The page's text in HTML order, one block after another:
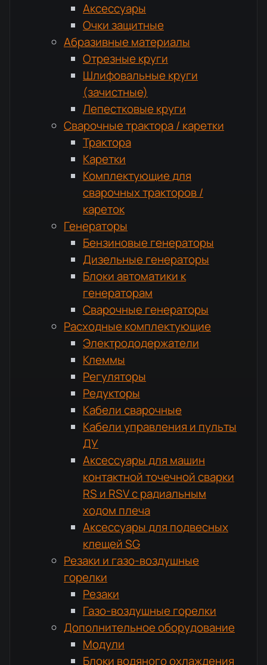
Аксессуары
Очки защитные
Абразивные материалы
Отрезные круги
Шлифовальные круги
(зачистные)
Лепестковые круги
Сварочные трактора / каретки
Трактора
Каретки
Комплектующие для
сварочных тракторов /
кареток
Генераторы
Бензиновые генераторы
Дизельные генераторы
Блоки автоматики к
генераторам
Сварочные генераторы
Расходные комплектующие
Электрододержатели
Клеммы
Регуляторы
Редукторы
Кабели сварочные
Кабели управления и пульты
ДУ
Аксессуары для машин
контактной точечной сварки
RS и RSV с радиальным
ходом плеча
Аксессуары для подвесных
клещей SG
Резаки и газо-воздушные
горелки
Резаки
Газо-воздушные горелки
Дополнительное оборудование
Модули
Блоки водяного охлаждения